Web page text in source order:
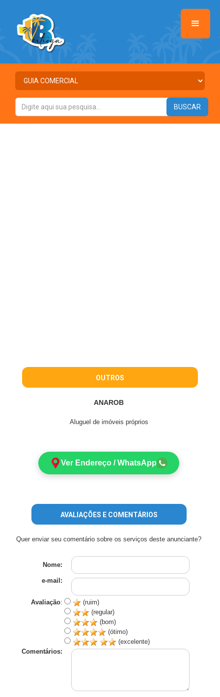
OUTROS
ANAROB
Aluguel de imóveis próprios
Ver Endereço / WhatsApp
AVALIAÇÕES E COMENTÁRIOS
Quer enviar seu comentário sobre os serviços deste anunciante?
Nome:
e-mail:
Avaliação:
(ruim)
(regular)
(bom)
(ótimo)
(excelente)
Comentários: